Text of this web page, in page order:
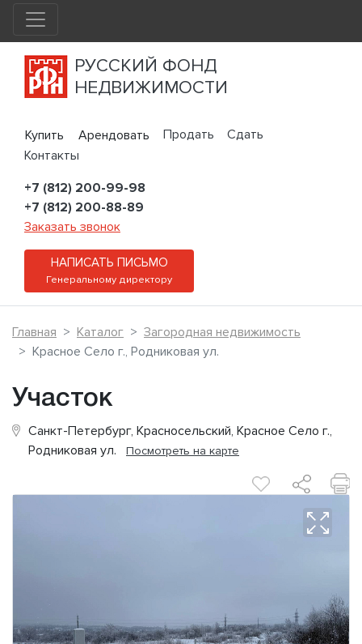
РУССКИЙ ФОНД
НЕДВИЖИМОСТИ
Купить Арендовать Продать
Сдать
Контакты
+7 (812) 200-99-98
+7 (812) 200-88-89
Заказать звонок
НАПИСАТЬ ПИСЬМО
Генеральному директору
Главная Каталог
Загородная недвижимость
Красное Село г., Родниковая ул.
Участок
Санкт-Петербург, Красносельский, Красное Село г.,
Родниковая ул. Посмотреть на карте